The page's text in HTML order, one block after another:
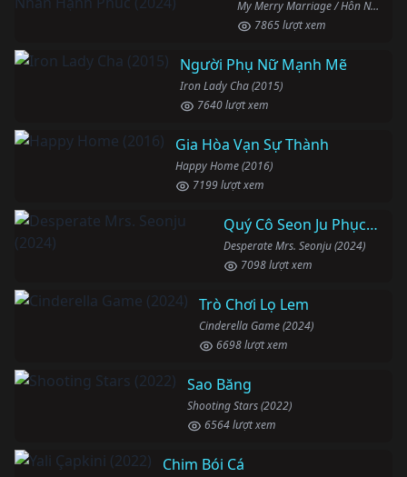
My Merry Marriage / Hôn Nhân Hạnh Phúc (2024)
7865 lượt xem
Người Phụ Nữ Mạnh Mẽ
Iron Lady Cha (2015)
7640 lượt xem
Gia Hòa Vạn Sự Thành
Happy Home (2016)
7199 lượt xem
Quý Cô Seon Ju Phục Thù
Desperate Mrs. Seonju (2024)
7098 lượt xem
Trò Chơi Lọ Lem
Cinderella Game (2024)
6698 lượt xem
Sao Băng
Shooting Stars (2022)
6564 lượt xem
Chim Bói Cá